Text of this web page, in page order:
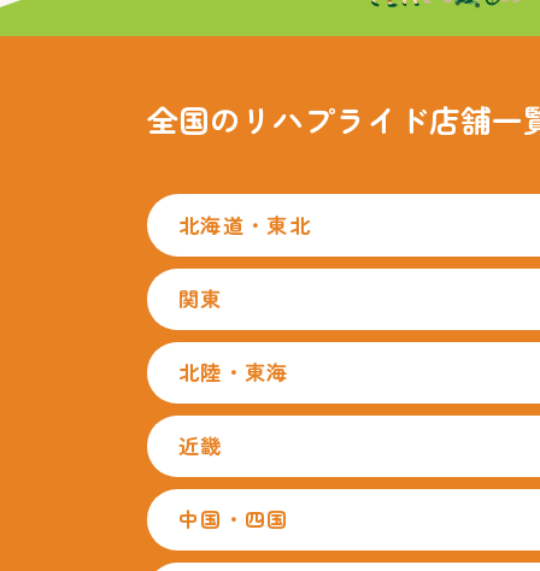
全国のリハプライド店舗一
北海道・東北
関東
北陸・東海
近畿
中国・四国